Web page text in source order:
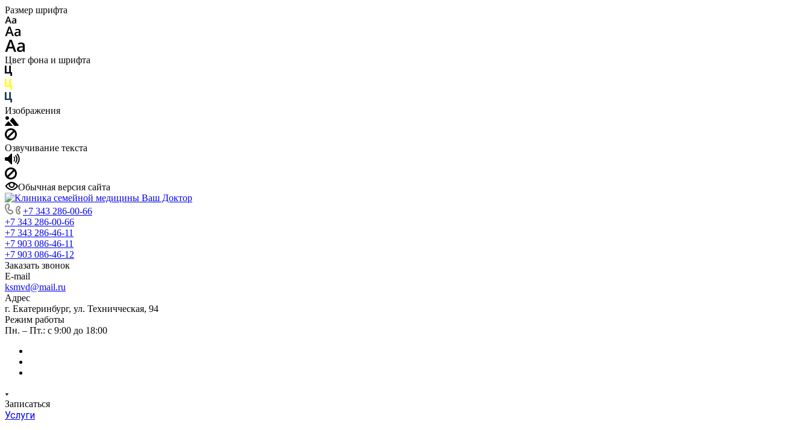
Размер шрифта
Цвет фона и шрифта
Изображения
Озвучивание текста
Обычная версия сайта
+7 343 286-00-66
+7 343 286-00-66
+7 343 286-46-11
+7 903 086-46-11
+7 903 086-46-12
Заказать звонок
E-mail
ksmvd@mail.ru
Адрес
г. Екатеринбург, ул. Техничческая, 94
Режим работы
Пн. – Пт.: с 9:00 до 18:00
Записаться
Услуги